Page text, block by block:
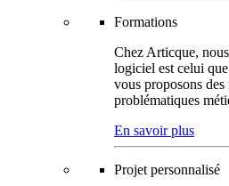
Formations
Chez Articque,
logiciel est celui
vous proposons
problématiques
En savoir plus
Projet personnalisé